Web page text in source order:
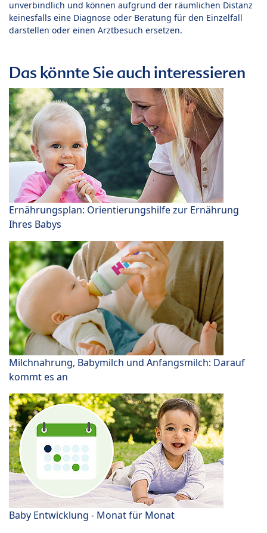
unverbindlich und können aufgrund der räumlichen Distanz
keinesfalls eine Diagnose oder Beratung für den Einzelfall
darstellen oder einen Arztbesuch ersetzen.
Das könnte Sie auch interessieren
Ernährungsplan: Orientierungshilfe zur Ernährung
Ihres Babys
Milchnahrung, Babymilch und Anfangsmilch: Darauf
kommt es an
Baby Entwicklung - Monat für Monat